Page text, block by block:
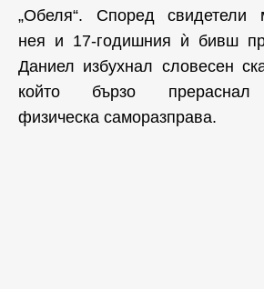
„Обеля“. Според свидетели
нея и 17-годишния ѝ бивш
Даниел избухнал словесен
който бързо
физическа саморазправа.